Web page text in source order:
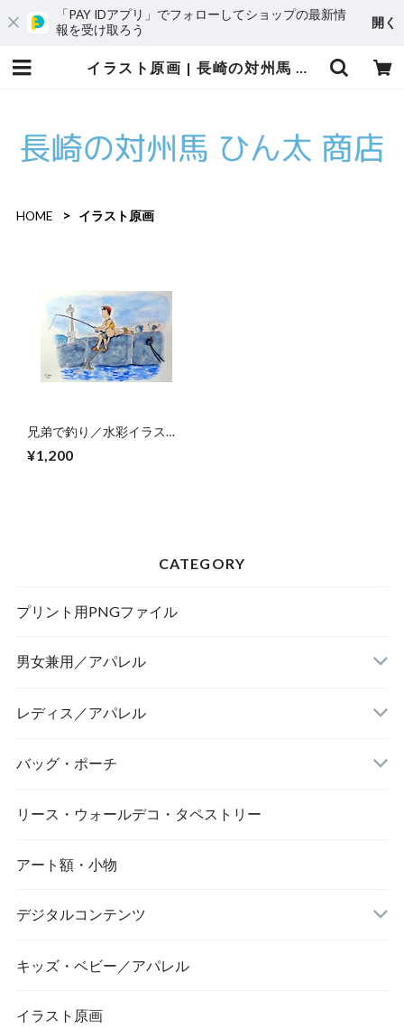
「PAY IDアプリ」でフォローしてショップの最新情
報を受け取ろう
開く
イラスト原画 | 長崎の対州馬 ひん太 商店/アトリエはやぶさ
HOME イラスト原画
兄弟で釣り／水彩イラスト
¥1,200
CATEGORY
プリント用PNGファイル
男女兼用／アパレル
Tシャツ
レディス／アパレル
バッグ・ポーチ
リース・ウォールデコ・タペストリー
アート額・小物
デジタルコンテンツ
画像／長崎市／景観
キッズ・ベビー／アパレル
イラスト原画